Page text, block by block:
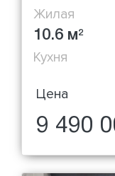
Жилая
10.6 м2
Кухня
Цена
9 490